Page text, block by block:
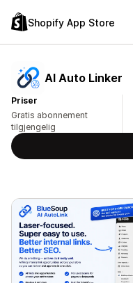
Shopify App Store
AI Auto Linker
Priser
Gratis abonnement
tilgjengelig